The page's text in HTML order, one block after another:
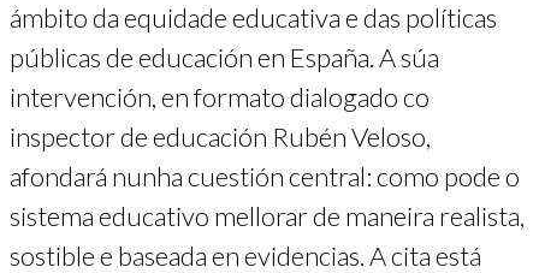
ámbito da equidade educativa e das políticas
públicas de educación en España. A súa
intervención, en formato dialogado co
inspector de educación Rubén Veloso,
afondará nunha cuestión central: como pode o
sistema educativo mellorar de maneira realista,
sostible e baseada en evidencias. A cita está